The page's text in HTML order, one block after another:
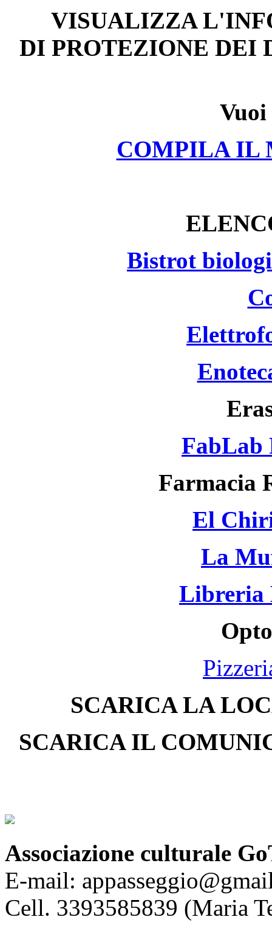
VISUALIZZA
DI PROTEZIONE DEI
COMPILA IL
Bistrot
FabLab
Farmacia
El
La
Libreria
SCARICA LA
SCARICA IL
Associazione culturale
E-mail:
Cell. 3393585839 (Maria